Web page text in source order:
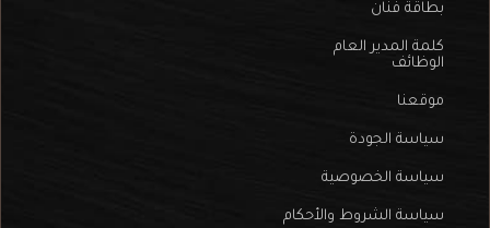
بطاقة فنان
كلمة المدير العام
الوظائف
موقعنا
سياسة الجودة
سياسة الخصوصية
سياسة الشروط والأحكام